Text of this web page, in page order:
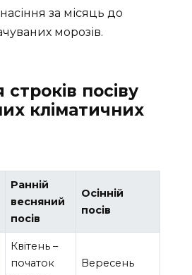
за місяць до
морозів.
посіву
кліматичних
Ранній
весняний
посів
Осінній
посів
Квітень –
початок
Вересень